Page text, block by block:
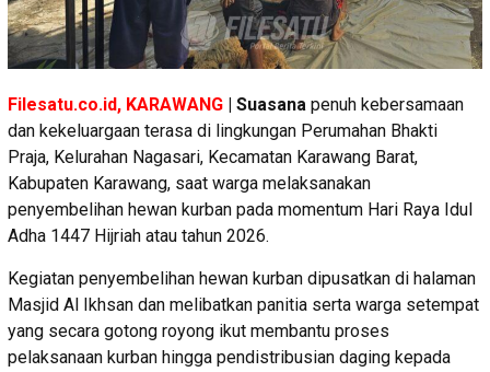
Filesatu.co.id, KARAWANG | Suasana penuh kebersamaan
dan kekeluargaan terasa di lingkungan Perumahan Bhakti
Praja, Kelurahan Nagasari, Kecamatan Karawang Barat,
Kabupaten Karawang, saat warga melaksanakan
penyembelihan hewan kurban pada momentum Hari Raya Idul
Adha 1447 Hijriah atau tahun 2026.
Kegiatan penyembelihan hewan kurban dipusatkan di halaman
Masjid Al Ikhsan dan melibatkan panitia serta warga setempat
yang secara gotong royong ikut membantu proses
pelaksanaan kurban hingga pendistribusian daging kepada